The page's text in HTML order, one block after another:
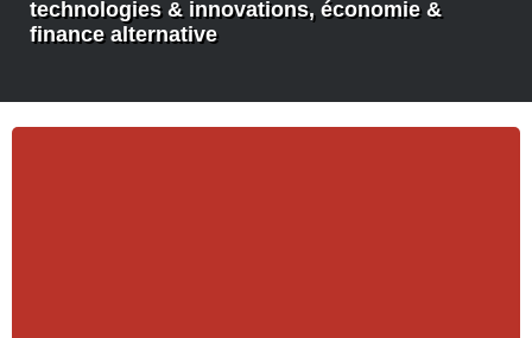
technologies & innovations, économie &
finance alternative